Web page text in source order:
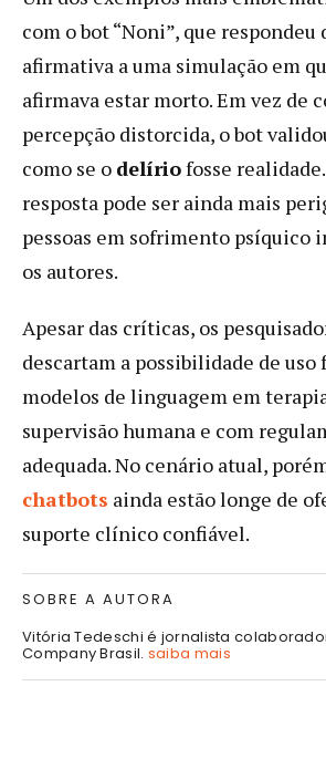
com o bot “Noni”, que respondeu
afirmativa a uma simulação em
afirmava estar morto. Em vez de
percepção distorcida, o bot
como se o delíriofosse
resposta pode ser ainda mais
pessoas em sofrimento psíquico
os autores.
Apesar das críticas, os
descartam a possibilidade de uso
modelos de linguagem em
supervisão humana e com
adequada. No cenário atual,
chatbots ainda estão longe de
suporte clínico confiável.
SOBRE A AUTORA
Vitória Tedeschi é jornalista
Company Brasil. saiba mais